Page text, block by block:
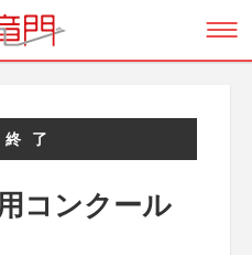
了
コンクール